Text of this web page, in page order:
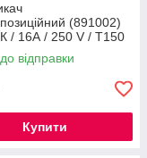
(891002)
/ 16А / 250 V / Т150
"ВЕКО", "Kaiser",
відправки
Купити